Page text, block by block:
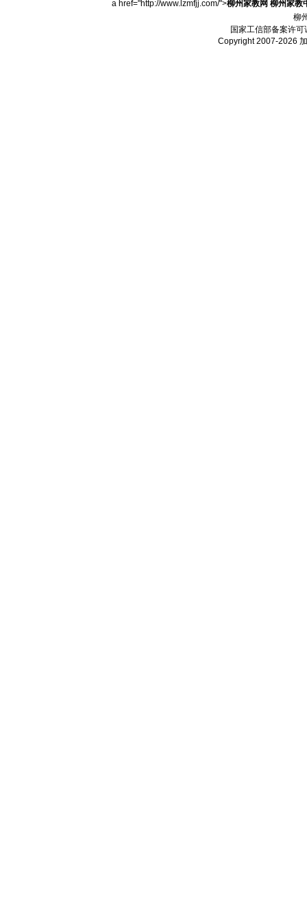
a href="http://www.lzmfjj.com/">柳州家教网 柳州家教
柳
国家工信部备案许可
Copyright 2007-2026